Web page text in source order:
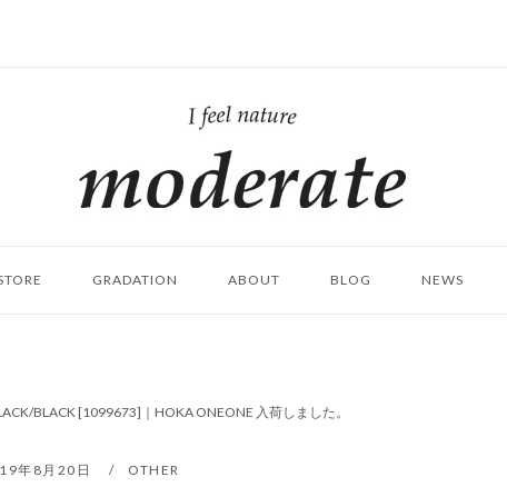
ム
GRADATION ABOUT BLOG NEWS
BLACK [1099673]｜HOKA ONEONE 入荷しました。
年8月20日 OTHER